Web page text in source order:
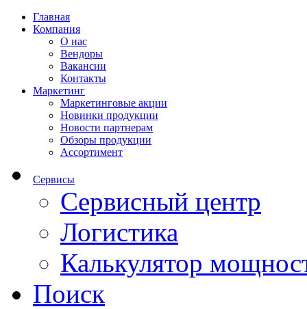
Главная
Компания
О нас
Вендоры
Вакансии
Контакты
Маркетинг
Маркетинговые акции
Новинки продукции
Новости партнерам
Обзоры продукции
Ассортимент
Сервисы
Сервисный центр
Логистика
Калькулятор
Поиск